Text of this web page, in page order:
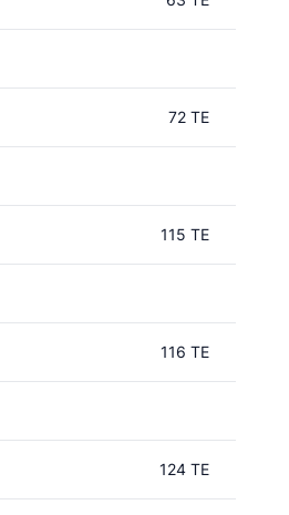
72 TE
115 TE
116 TE
124 TE